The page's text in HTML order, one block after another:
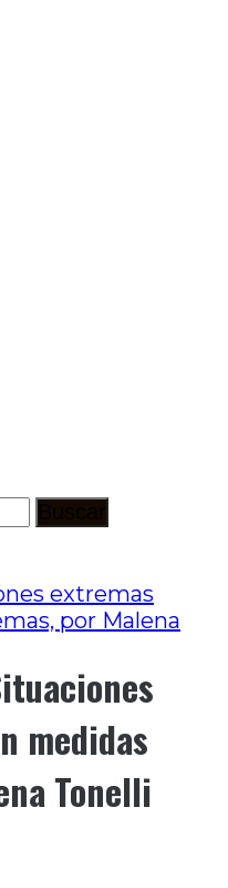
extremas
por Malena
medidas
Tonelli